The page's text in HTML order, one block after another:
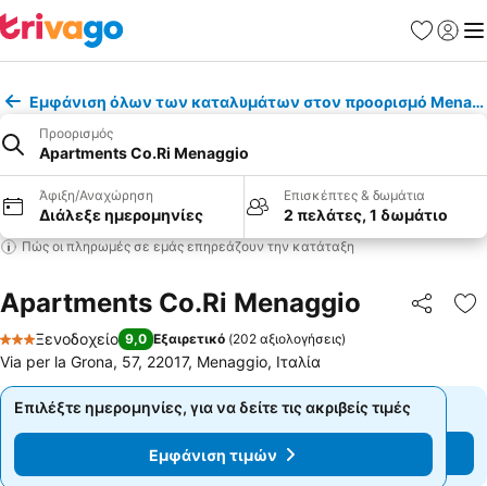
Εμφάνιση όλων των καταλυμάτων στον προορισμό
Προορισμός
Apartments Co.Ri Menaggio
Άφιξη/Αναχώρηση
Διάλεξε ημερομηνίες
Επισκέπτες & δωμάτια
2 πελάτες, 1 δωμάτιο
Πώς οι πληρωμές σε εμάς επηρεάζουν την κατάταξη
Apartments Co.Ri Menaggio
3 Αστέρια
Ξενοδοχείο 9,0 Εξαιρετικό (202 αξιολογήσεις)
Via per la Grona, 57, 22017, Menaggio, Ιταλία
Επιλέξτε ημερομηνίες, για να δείτε τις ακριβείς τιμές
Εμφάνιση τιμών
Επιλέξτε ημερομηνίες, για να δείτε τις ακριβείς τιμές
Εμφάνιση τιμών